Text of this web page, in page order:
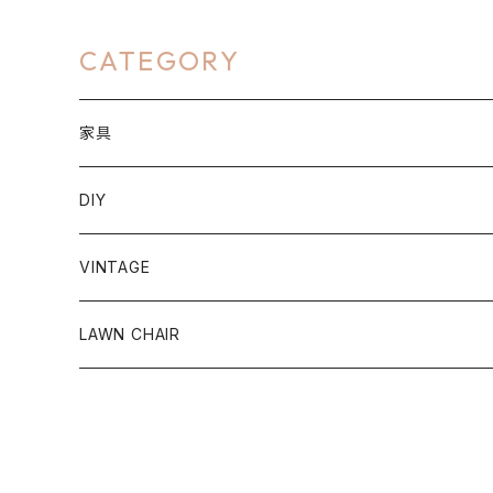
CATEGORY
家具
ラグ＆カーペット
円形
長方形
パーソナルチェア
リクライニングチェア
照明
DIY
クッションフロア
大理石
VINTAGE
チェア
LAWN CHAIR